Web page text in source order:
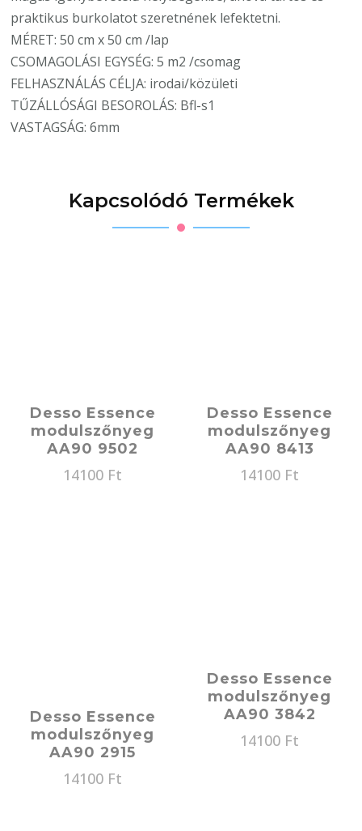
praktikus burkolatot szeretnének lefektetni.
MÉRET: 50 cm x 50 cm /lap
CSOMAGOLÁSI EGYSÉG: 5 m2 /csomag
FELHASZNÁLÁS CÉLJA: irodai/közületi
TŰZÁLLÓSÁGI BESOROLÁS: Bfl-s1
VASTAGSÁG: 6mm
Kapcsolódó Termékek
Desso Essence
modulszőnyeg
AA90 9502
14100 Ft
Desso Essence
modulszőnyeg
AA90 8413
14100 Ft
Desso Essence
modulszőnyeg
AA90 2915
14100 Ft
Desso Essence
modulszőnyeg
AA90 3842
14100 Ft